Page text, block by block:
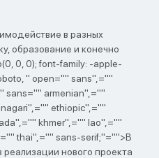
в разных
образование и конечно
0, 0); font-family: -apple-
" open="" sans",=""
sans="" armenian",=""
ethiopic",=""
khmer",="" lao",=""
thai",="" sans-serif;"="">В
реализации нового проекта